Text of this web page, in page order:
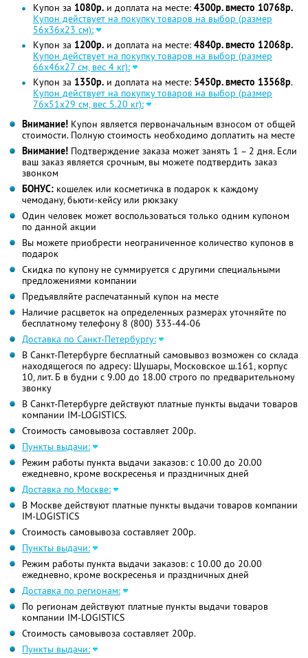
Купон за 1080р. и доплата на месте: 4300р. вместо 10768р.
Купон действует на покупку товаров на выбор (размер
56x36x23 см):
Купон за 1200р. и доплата на месте: 4840р. вместо 12068р.
Купон действует на покупку товаров на выбор (размер
66x46x27 см, вес 4 кг):
Купон за 1350р. и доплата на месте: 5450р. вместо 13568р.
Купон действует на покупку товаров на выбор (размер
76x51x29 см, вес 5.20 кг):
Внимание! Купон является первоначальным взносом от общей
стоимости. Полную стоимость необходимо доплатить на месте
Внимание! Подтверждение заказа может занять 1 – 2 дня. Если
ваш заказ является срочным, вы можете подтвердить заказ
звонком
БОНУС: кошелек или косметичка в подарок к каждому
чемодану, бьюти-кейсу или рюкзаку
Один человек может воспользоваться только одним купоном
по данной акции
Вы можете приобрести неограниченное количество купонов в
подарок
Скидка по купону не суммируется с другими специальными
предложениями компании
Предъявляйте распечатанный купон на месте
Наличие расцветок на определенных размерах уточняйте по
бесплатному телефону 8 (800) 333-44-06
Доставка по Санкт-Петербургу:
В Санкт-Петербурге бесплатный самовывоз возможен со склада
находящегося по адресу: Шушары, Московское ш.161, корпус
10, лит. Б в будни с 9.00 до 18.00 строго по предварительному
звонку
В Санкт-Петербурге действуют платные пункты выдачи товаров
компании IM-LOGISTICS.
Стоимость самовывоза составляет 200р.
Пункты выдачи:
Режим работы пункта выдачи заказов: с 10.00 до 20.00
ежедневно, кроме воскресенья и праздничных дней
Доставка по Москве:
В Москве действуют платные пункты выдачи товаров компании
IM-LOGISTICS
Стоимость самовывоза составляет 200р.
Пункты выдачи:
Режим работы пункта выдачи заказов: с 10.00 до 20.00
ежедневно, кроме воскресенья и праздничных дней
Доставка по регионам:
По регионам действуют платные пункты выдачи товаров
компании IM-LOGISTICS
Стоимость самовывоза составляет 200р.
Пункты выдачи: